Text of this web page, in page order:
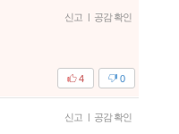
신고 | 공감 확인
0
4
신고 | 공감 확인